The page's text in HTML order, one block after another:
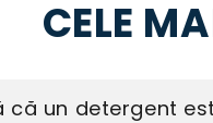
CELE
că un detergent